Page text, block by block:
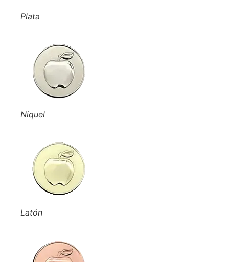
Plata
Níquel
Latón